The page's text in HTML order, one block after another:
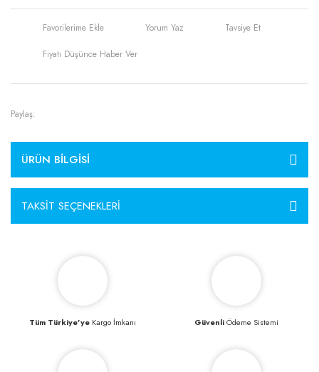
Yorum Yaz Tavsiye Et
Fiyatı Düşünce Haber Ver
Paylaş:
ÜRÜN BILGISI
TAKSIT SEÇENEKLERI
Tüm Türkiye’yeKargo İmkanı GüvenliÖdeme Sistemi